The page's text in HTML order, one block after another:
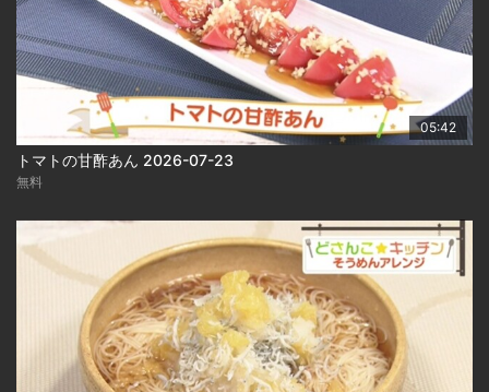
05:42
トマトの甘酢あん 2026-07-23
無料